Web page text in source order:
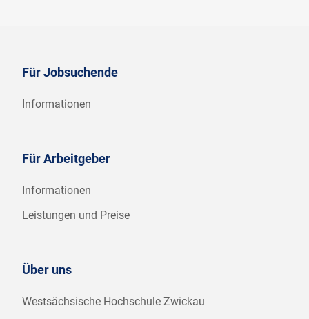
Für Jobsuchende
Informationen
Für Arbeitgeber
Informationen
Leistungen und Preise
Über uns
Westsächsische Hochschule Zwickau